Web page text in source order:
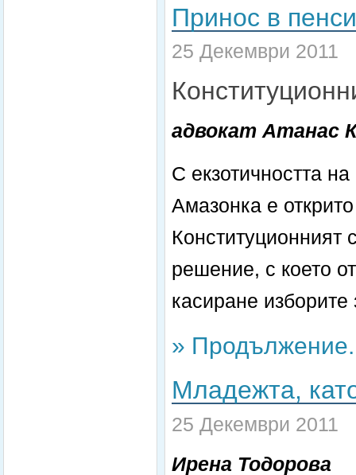
Принос в
25 Декември 2011
адвокат Атанас
С екзотичността
Амазонка е
Конституционният
решение, с което
касиране
»
Младежта,
25 Декември 2011
Ирена Тодорова